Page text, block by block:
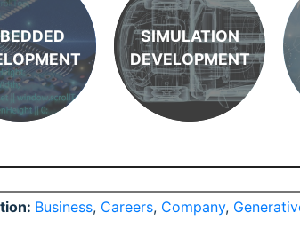
SIMULATION
DEVELOPMENT
Business, Careers, Company,